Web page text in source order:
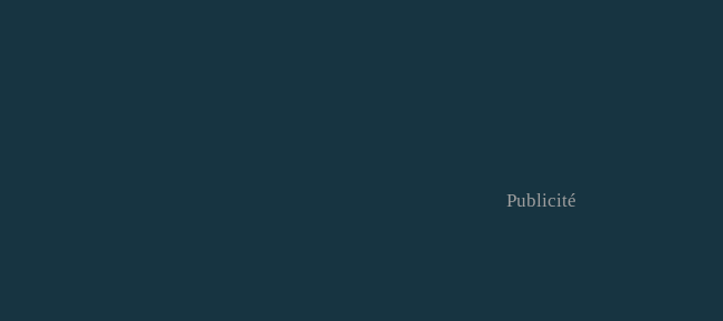
Publicité